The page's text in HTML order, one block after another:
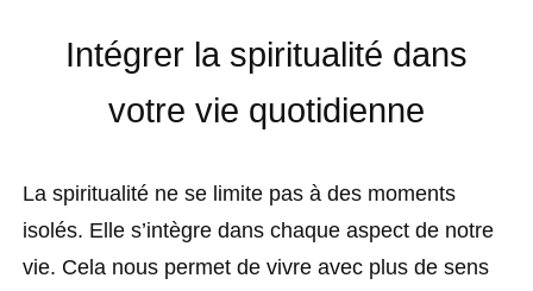
Intégrer la spiritualité dans
votre vie quotidienne
La spiritualité ne se limite pas à des moments
isolés. Elle s’intègre dans chaque aspect de notre
vie. Cela nous permet de vivre avec plus de sens